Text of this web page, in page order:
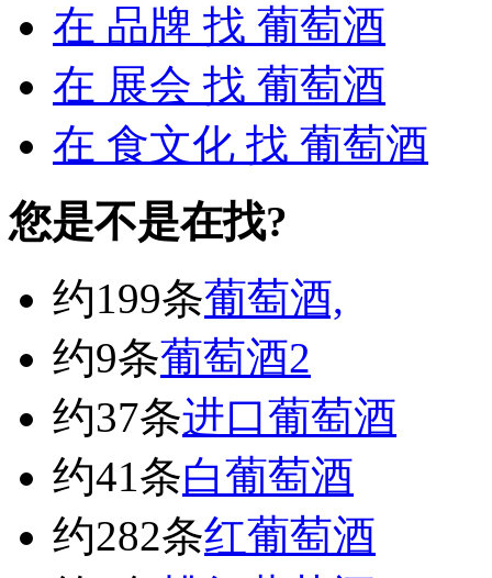
在 品牌 找 葡萄酒
在 展会 找 葡萄酒
在 食文化 找 葡萄酒
您是不是在找?
约199条葡萄酒,
约9条葡萄酒2
约37条进口葡萄酒
约41条白葡萄酒
约282条红葡萄酒